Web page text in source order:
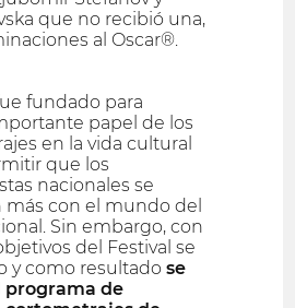
que no recibió una,
al Oscar®.
fundado para
papel de los
en la vida cultural
que los
nacionales se
más con el mundo del
Sin embargo, con
del Festival se
y como resultadose
programa de